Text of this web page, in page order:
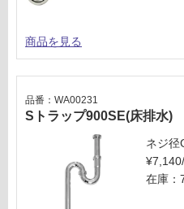
商品を見る
Sトラップ900SE(床排水)
品番：WA00231
ネジ径
在庫：